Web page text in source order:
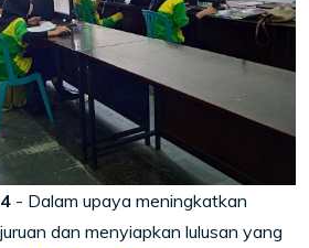
- Dalam upaya meningkatkan
dan menyiapkan lulusan yang